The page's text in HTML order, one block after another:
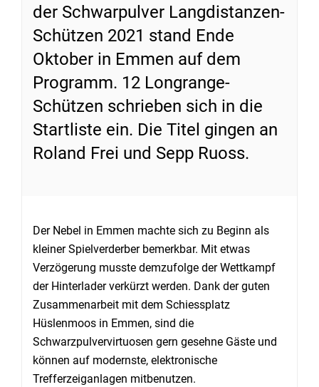
der Schwarpulver Langdistanzen-
Schützen 2021 stand Ende
Oktober in Emmen auf dem
Programm. 12 Longrange-
Schützen schrieben sich in die
Startliste ein. Die Titel gingen an
Roland Frei und Sepp Ruoss.
Der Nebel in Emmen machte sich zu Beginn als
kleiner Spielverderber bemerkbar. Mit etwas
Verzögerung musste demzufolge der Wettkampf
der Hinterlader verkürzt werden. Dank der guten
Zusammenarbeit mit dem Schiessplatz
Hüslenmoos in Emmen, sind die
Schwarzpulvervirtuosen gern gesehne Gäste und
können auf modernste, elektronische
Trefferzeiganlagen mitbenutzen.